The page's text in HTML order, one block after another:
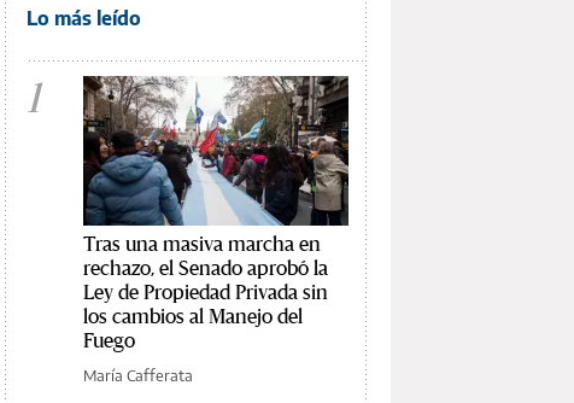
Lo más leído
1
Tras una masiva marcha en
rechazo, el Senado aprobó la
Ley de Propiedad Privada sin
los cambios al Manejo del
Fuego
María Cafferata